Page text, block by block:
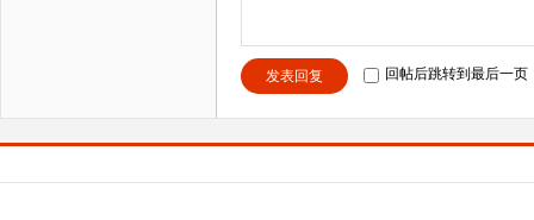
发表回复 回帖后跳转到最后一页